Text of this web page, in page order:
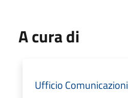
A cura di
Ufficio Comunicazioni